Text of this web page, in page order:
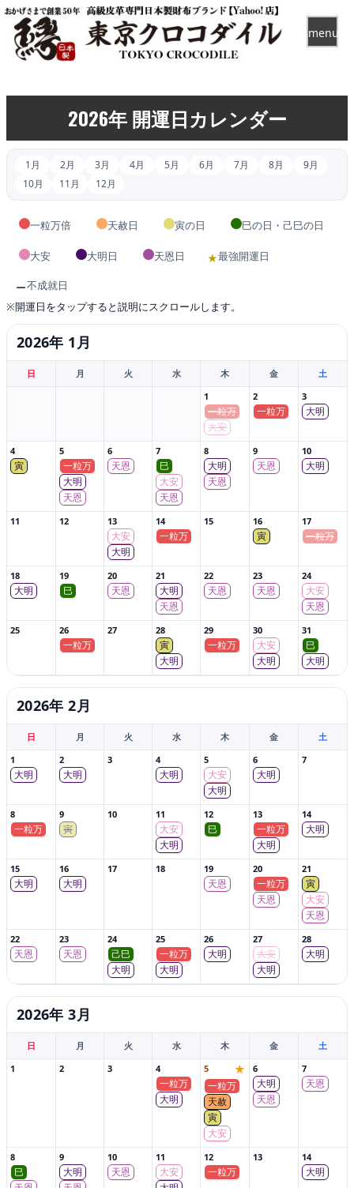
menu
2026年 開運日カレンダー
1月 2月 3月 4月 5月 6月 7月 8月
9月
10月
11月 12月
一粒万倍 天赦日 寅の日 巳の日・己巳の日
大安 大明日 天恩日 ★最強開運日
ー不成就日
※開運日をタップすると説明にスクロールします。
2026年 1月
日 月 火 水 木 金
土
1
一粒万
大安
2
一粒万
3
大明
4
寅
5
一粒万
大明
天恩
6
天恩
7
巳
大安
天恩
8
大明
天恩
9
天恩
10
大明
11 12 13
大安
大明
14
一粒万
15 16
寅
17
一粒万
18
大明
19
巳
20
天恩
21
大明
天恩
22
天恩
23
天恩
24
大安
天恩
25 26
一粒万
27 28
寅
大明
29
一粒万
30
大安
大明
31
巳
大明
2026年 2月
日 月 火 水 木 金
土
1
大明
2
大明
3 4
大明
5
大安
大明
6
大明
7
8
一粒万
9
寅
10 11
大安
大明
12
巳
13
一粒万
大明
14
大明
15
大明
16
大明
17 18 19
天恩
20
一粒万
天恩
21
寅
大安
天恩
22
天恩
23
天恩
24
己巳
大明
25
一粒万
大明
26
大明
27
大安
大明
28
大明
2026年 3月
日 月 火 水 木 金
土
1
2 3 4
一粒万
大明
5 ★
一粒万
天赦
寅
大安
6
大明
天恩
7
天恩
8
巳
9
大明
10
天恩
11
大安
12
一粒万
13 14
大明